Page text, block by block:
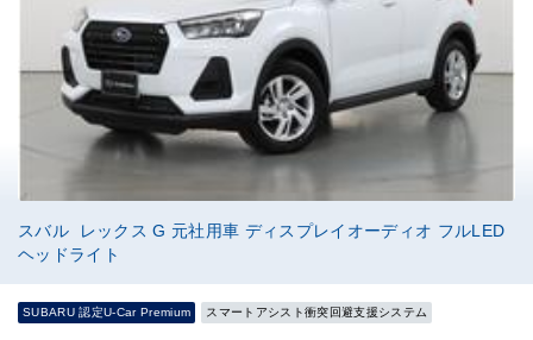
スバル レックス G 元社用車 ディスプレイオーディオ フルLED
ヘッドライト
SUBARU 認定U-Car Premium スマートアシスト衝突回避支援システム